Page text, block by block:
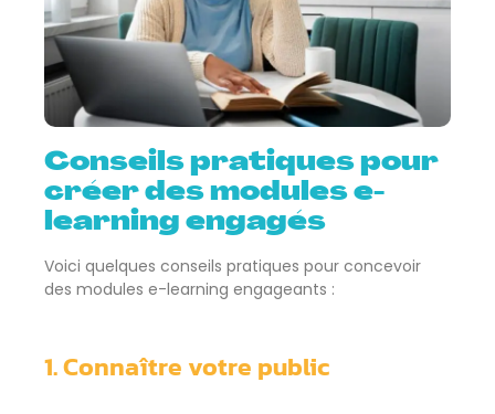
Conseils pratiques pour
créer des modules e-
learning engagés
Voici quelques conseils pratiques pour concevoir
des modules e-learning engageants :
1. Connaître votre public